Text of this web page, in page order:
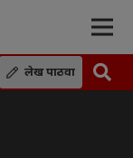
लेख पाठवा